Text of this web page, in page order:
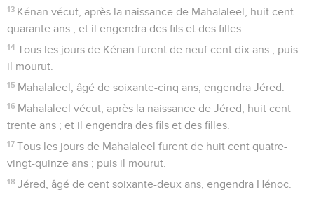
13 Kénan vécut, après la naissance de Mahalaleel, huit cent
quarante ans ; et il engendra des fils et des filles.
14 Tous les jours de Kénan furent de neuf cent dix ans ; puis
il mourut.
15 Mahalaleel, âgé de soixante-cinq ans, engendra Jéred.
16 Mahalaleel vécut, après la naissance de Jéred, huit cent
trente ans ; et il engendra des fils et des filles.
17 Tous les jours de Mahalaleel furent de huit cent quatre-
vingt-quinze ans ; puis il mourut.
18 Jéred, âgé de cent soixante-deux ans, engendra Hénoc.